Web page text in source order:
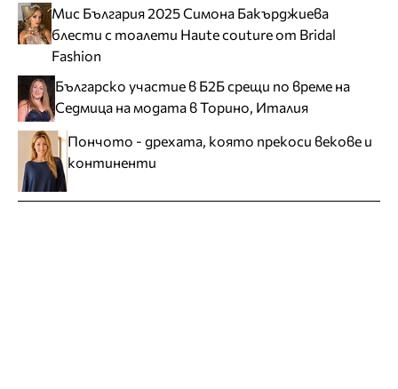
Мис България 2025 Симона Бакърджиева
блести с тоалети Haute couture от Bridal
Fashion
Българско участие в Б2Б срещи по време на
Седмица на модата в Торино, Италия
Пончото - дрехата, която прекоси векове и
континенти